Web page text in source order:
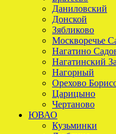
Даниловский
Донской
Зябликово
Москворечье
Нагатино
Нагатинский
Нагорный
Орехово
Царицыно
Чертаново
ЮВАО
Кузьминки